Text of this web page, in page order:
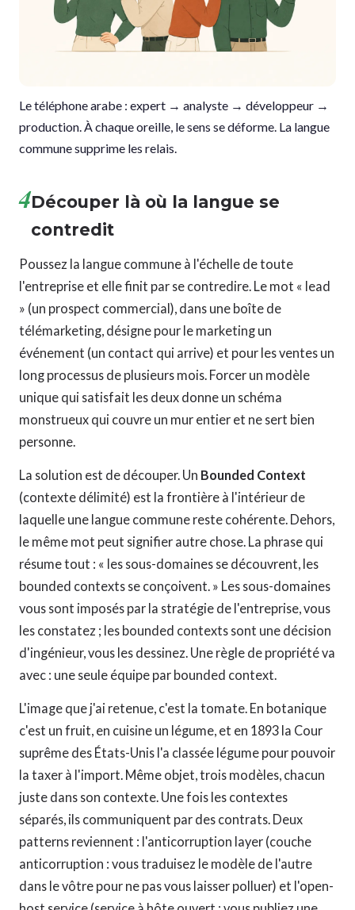
Le téléphone arabe : expert → analyste → développeur →
production. À chaque oreille, le sens se déforme. La langue
commune supprime les relais.
4Découper là où la langue se
contredit
Poussez la langue commune à l'échelle de toute
l'entreprise et elle finit par se contredire. Le mot « lead
» (un prospect commercial), dans une boîte de
télémarketing, désigne pour le marketing un
événement (un contact qui arrive) et pour les ventes un
long processus de plusieurs mois. Forcer un modèle
unique qui satisfait les deux donne un schéma
monstrueux qui couvre un mur entier et ne sert bien
personne.
La solution est de découper. Un Bounded Context
(contexte délimité) est la frontière à l'intérieur de
laquelle une langue commune reste cohérente. Dehors,
le même mot peut signifier autre chose. La phrase qui
résume tout : « les sous-domaines se découvrent, les
bounded contexts se conçoivent. » Les sous-domaines
vous sont imposés par la stratégie de l'entreprise, vous
les constatez ; les bounded contexts sont une décision
d'ingénieur, vous les dessinez. Une règle de propriété va
avec : une seule équipe par bounded context.
L'image que j'ai retenue, c'est la tomate. En botanique
c'est un fruit, en cuisine un légume, et en 1893 la Cour
suprême des États-Unis l'a classée légume pour pouvoir
la taxer à l'import. Même objet, trois modèles, chacun
juste dans son contexte. Une fois les contextes
séparés, ils communiquent par des contrats. Deux
patterns reviennent : l'anticorruption layer (couche
anticorruption : vous traduisez le modèle de l'autre
dans le vôtre pour ne pas vous laisser polluer) et l'open-